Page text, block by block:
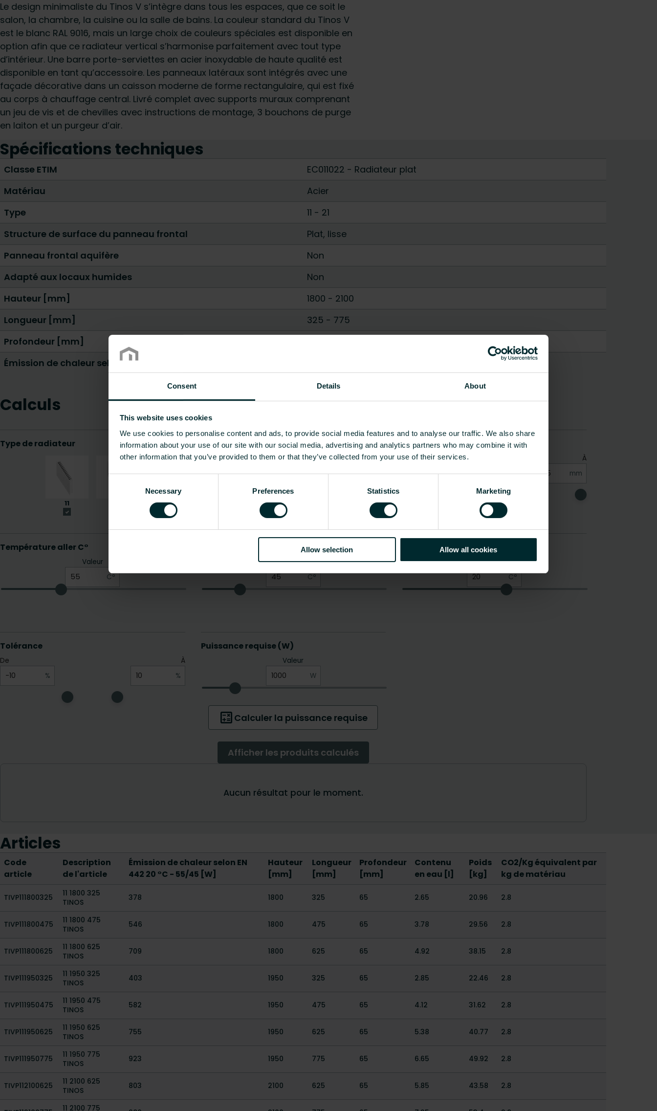
Consent Details About
This website uses cookies
We use cookies to personalise content and ads, to provide social media features and to analyse our traffic. We also share
information about your use of our site with our social media, advertising and analytics partners who may combine it with
other information that you’ve provided to them or that they’ve collected from your use of their services.
Necessary Preferences Statistics Marketing
Allow selection Allow all cookies
Le design minimaliste du Tinos V s’intègre dans tous les espaces, que ce soit le
salon, la chambre, la cuisine ou la salle de bains. La couleur standard du Tinos V
est le blanc RAL 9016, mais un large choix de couleurs spéciales est disponible en
option afin que ce radiateur vertical s’harmonise parfaitement avec tout type
d’intérieur. Une barre porte-serviettes en acier inoxydable de haute qualité est
disponible en tant qu’accessoire. Les panneaux latéraux sont intégrés avec une
façade décorative dans un caisson moderne de forme rectangulaire, qui est fixé
au corps à chauffage central. Livré complet avec supports muraux comprenant
un jeu de vis et de chevilles avec instructions de montage, 3 bouchons de purge
en laiton et un purgeur d’air.
Spécifications techniques
Classe ETIM
EC011022 - Radiateur plat
Matériau
Acier
Type
11 - 21
Structure de surface du panneau frontal
Plat, lisse
Panneau frontal aquifère
Non
Adapté aux locaux humides
Non
Hauteur [mm]
1800 - 2100
Longueur [mm]
325 - 775
Profondeur [mm]
Émission de chaleur selon EN 442 20 °C - 55/45 [W]
Tout afficher
Calculs
Articles
Code
article
Description
de l'article
Émission de chaleur selon EN
442 20 °C - 55/45 [W]
Hauteur
[mm]
Longueur
[mm]
Profondeur
[mm]
Contenu
en eau [l]
Poids
[kg]
CO2/Kg équivalent par
kg de matériau
TIVP111800325
11 1800 325
TINOS
378 1800 325 65 2.65 20.96 2.8
TIVP111800475
11 1800 475
TINOS
546 1800 475 65 3.78 29.56 2.8
TIVP111800625
11 1800 625
TINOS
709 1800 625 65 4.92 38.15 2.8
TIVP111950325
11 1950 325
TINOS
403 1950 325 65 2.85 22.46 2.8
TIVP111950475
11 1950 475
TINOS
582 1950 475 65 4.12 31.62 2.8
TIVP111950625
11 1950 625
TINOS
755 1950 625 65 5.38 40.77 2.8
TIVP111950775
11 1950 775
TINOS
923 1950 775 65 6.65 49.92 2.8
TIVP112100625
11 2100 625
TINOS
803 2100 625 65 5.85 43.58 2.8
11 2100 775